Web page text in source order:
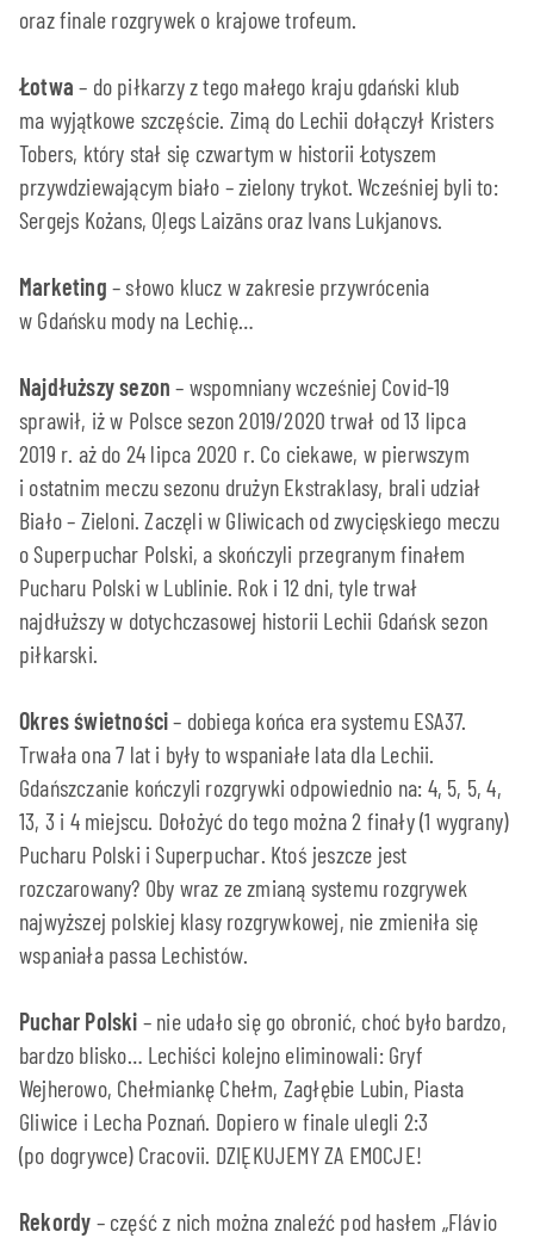
oraz finale rozgrywek o krajowe trofeum.
Łotwa – do piłkarzy z tego małego kraju gdański klub
ma wyjątkowe szczęście. Zimą do Lechii dołączył Kristers
Tobers, który stał się czwartym w historii Łotyszem
przywdziewającym biało – zielony trykot. Wcześniej byli to:
Sergejs Kożans, Oļegs Laizāns oraz Ivans Lukjanovs.
Marketing – słowo klucz w zakresie przywrócenia
w Gdańsku mody na Lechię…
Najdłuższy sezon – wspomniany wcześniej Covid-19
sprawił, iż w Polsce sezon 2019/2020 trwał od 13 lipca
2019 r. aż do 24 lipca 2020 r. Co ciekawe, w pierwszym
i ostatnim meczu sezonu drużyn Ekstraklasy, brali udział
Biało – Zieloni. Zaczęli w Gliwicach od zwycięskiego meczu
o Superpuchar Polski, a skończyli przegranym finałem
Pucharu Polski w Lublinie. Rok i 12 dni, tyle trwał
najdłuższy w dotychczasowej historii Lechii Gdańsk sezon
piłkarski.
Okres świetności– dobiega końca era systemu ESA37.
Trwała ona 7 lat i były to wspaniałe lata dla Lechii.
Gdańszczanie kończyli rozgrywki odpowiednio na: 4, 5, 5, 4,
13, 3 i 4 miejscu. Dołożyć do tego można 2 finały (1 wygrany)
Pucharu Polski i Superpuchar. Ktoś jeszcze jest
rozczarowany? Oby wraz ze zmianą systemu rozgrywek
najwyższej polskiej klasy rozgrywkowej, nie zmieniła się
wspaniała passa Lechistów.
Puchar Polski – nie udało się go obronić, choć było bardzo,
bardzo blisko… Lechiści kolejno eliminowali: Gryf
Wejherowo, Chełmiankę Chełm, Zagłębie Lubin, Piasta
Gliwice i Lecha Poznań. Dopiero w finale ulegli 2:3
(po dogrywce) Cracovii. DZIĘKUJEMY ZA EMOCJE!
Rekordy – część z nich można znaleźć pod hasłem „Flávio